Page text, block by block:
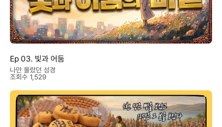
Ep 03. 빛과 어둠
나만 몰랐던 성경
조회수 1,529